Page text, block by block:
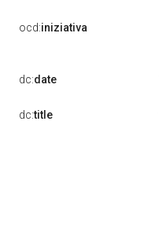
ocd:iniziativa
dc:date
dc:title